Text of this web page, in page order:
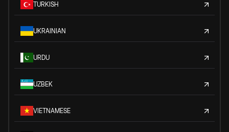
TURKISH
UKRAINIAN
URDU
UZBEK
VIETNAMESE